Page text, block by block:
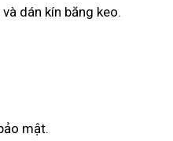
dán kín băng keo.
mật.